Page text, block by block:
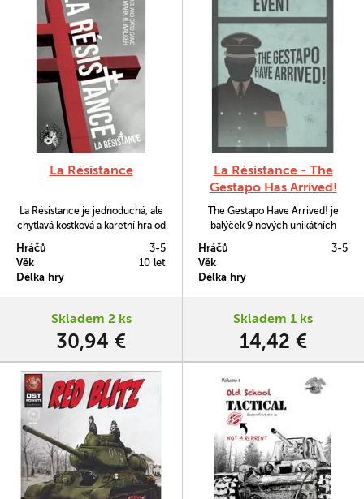
La Résistance
La Résistance je jednoduchá, ale
chytlavá kostková a karetní hra od
zasazená do období německé
okupace Francie během 2.
světové války.
Hráčů
3-5
Věk
10 let
Délka hry
Skladem 2 ks
30,94 €
La Résistance - The
Gestapo Has Arrived!
Event Cards
The Gestapo Have Arrived! je
balýček 9 nových unikátních
který hru činí náročnější a užijí si
jej tak zejména pokročilejší hráči.
Hráčů
3-5
Věk
Délka hry
Skladem 1 ks
14,42 €